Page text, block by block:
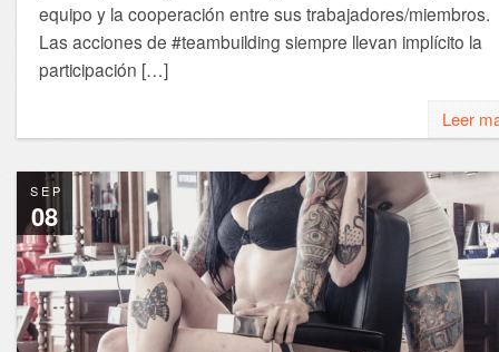
equipo y la cooperación entre sus trabajadores/miembros.
Las acciones de #teambuilding siempre llevan implícito la
participación […]
Leer
SEP
08